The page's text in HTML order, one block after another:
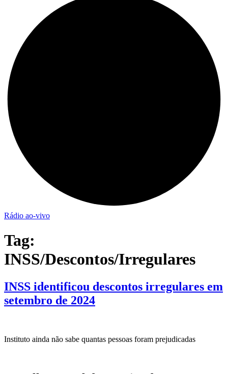
Rádio ao-vivo
Tag:
INSS/Descontos/Irregulares
INSS identificou descontos irregulares em
setembro de 2024
Instituto ainda não sabe quantas pessoas foram prejudicadas